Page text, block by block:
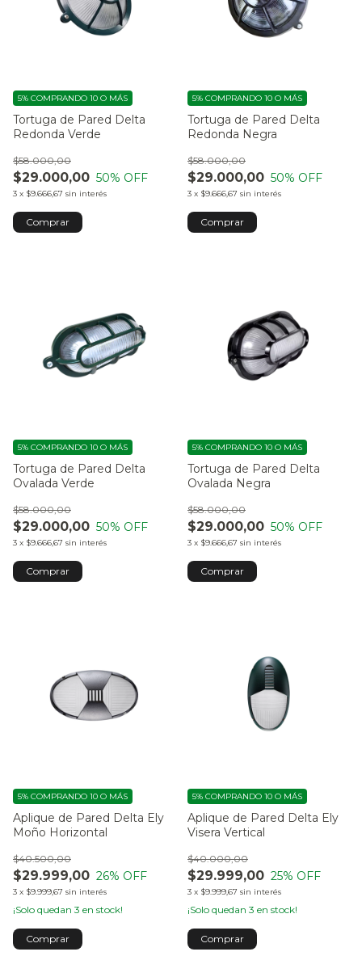
Tortuga de Pared Delta
Redonda Verde
$29.000,00
$58.000,00
50% OFF
3 x $9.666,67 sin interés
5% COMPRANDO 10 O MÁS
Tortuga de Pared Delta
Redonda Negra
$29.000,00
$58.000,00
50% OFF
3 x $9.666,67 sin interés
5% COMPRANDO 10 O MÁS
Tortuga de Pared Delta
Ovalada Verde
$29.000,00
$58.000,00
50% OFF
3 x $9.666,67 sin interés
5% COMPRANDO 10 O MÁS
Tortuga de Pared Delta
Ovalada Negra
$29.000,00
$58.000,00
50% OFF
3 x $9.666,67 sin interés
5% COMPRANDO 10 O MÁS
Aplique de Pared Delta Ely
Moño Horizontal
$29.999,00
$40.500,00
26% OFF
3 x $9.999,67 sin interés
5% COMPRANDO 10 O MÁS
¡Solo quedan 3 en stock!
Aplique de Pared Delta Ely
Visera Vertical
$29.999,00
$40.000,00
25% OFF
3 x $9.999,67 sin interés
5% COMPRANDO 10 O MÁS
¡Solo quedan 3 en stock!